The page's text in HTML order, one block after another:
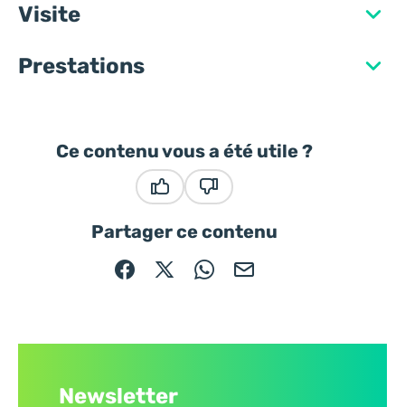
Visite
Prestations
Ce contenu vous a été utile ?
Partager ce contenu
Partager sur Facebook (nouvelle fenêtre)
Partager sur X / Twitter (nouvelle
Partager sur WhatsApp
Partager par mail
Newsletter